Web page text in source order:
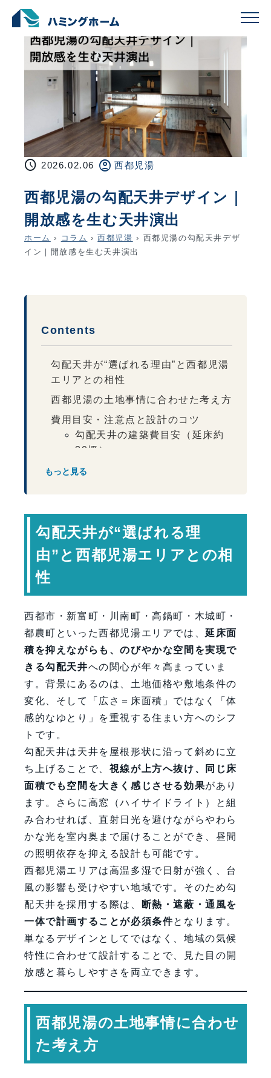
schedule 2026.02.06 account_circle 西都児湯
西都児湯の勾配天井デザイン｜
開放感を生む天井演出
ホーム › コラム › 西都児湯 › 西都児湯の勾配天井デザ
イン｜開放感を生む天井演出
Contents
勾配天井が“選ばれる理由”と西都児湯
エリアとの相性
西都児湯の土地事情に合わせた考え方
費用目安・注意点と設計のコツ
勾配天井の建築費目安（延床約
30坪）
見落としやすい諸費用と注意点
専門家コメント
よくある質問（FAQ）
まとめ
もっと見る
勾配天井が“選ばれる理
由”と西都児湯エリアとの相
性
西都市・新富町・川南町・高鍋町・木城町・
都農町といった西都児湯エリアでは、延床面
積を抑えながらも、のびやかな空間を実現で
きる勾配天井への関心が年々高まっていま
す。背景にあるのは、土地価格や敷地条件の
変化、そして「広さ＝床面積」ではなく「体
感的なゆとり」を重視する住まい方へのシフ
トです。
勾配天井は天井を屋根形状に沿って斜めに立
ち上げることで、 視線が上方へ抜け、同じ床
面積でも空間を大きく感じさせる効果があり
ます。さらに高窓（ハイサイドライト）と組
み合わせれば、直射日光を避けながらやわら
かな光を室内奥まで届けることができ、昼間
の照明依存を抑える設計も可能です。
西都児湯エリアは高温多湿で日射が強く、台
風の影響も受けやすい地域です。そのため勾
配天井を採用する際は、
断熱・遮蔽・通風を
一体で計画することが必須条件となります。
単なるデザインとしてではなく、地域の気候
特性に合わせて設計することで、見た目の開
放感と暮らしやすさを両立できます。
西都児湯の土地事情に合わせ
た考え方